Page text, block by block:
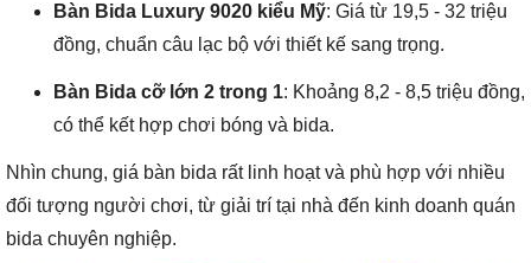
Bàn Bida Luxury 9020 kiểu Mỹ: Giá từ 19,5 - 32 triệu
đồng, chuẩn câu lạc bộ với thiết kế sang trọng.
Bàn Bida cỡ lớn 2 trong 1: Khoảng 8,2 - 8,5 triệu đồng,
có thể kết hợp chơi bóng và bida.
Nhìn chung, giá bàn bida rất linh hoạt và phù hợp với nhiều
đối tượng người chơi, từ giải trí tại nhà đến kinh doanh quán
bida chuyên nghiệp.